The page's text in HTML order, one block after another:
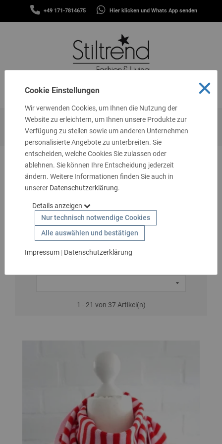
+49 171-7814675 Hier klicken und Whats App senden
MENÜ
SCHALS
STIRNBÄNDER
GUTSCHEINE
TASCHEN
&
MEHR
LIVING
SCHMUCK
SOCKEN
GESCHENKIDEEN
HANDSCHUHE
Startseite Geschenkideen 20 - 30 € Accessoires
Accessoires

1 - 21 von 37 Artikel(n)
Cookie Einstellungen
Wir verwenden Cookies, um Ihnen die Nutzung der
Website zu erleichtern, um Ihnen unsere Produkte zur
Verfügung zu stellen sowie um anderen Unternehmen
personalisierte Angebote zu unterbreiten. Sie
entscheiden, welche Cookies Sie zulassen oder
ablehnen. Sie können Ihre Entscheidung jederzeit
ändern. Weitere Informationen finden Sie auch in
unserer Datenschutzerklärung.
Details anzeigen
Nur technisch notwendige Cookies
Alle auswählen und bestätigen
Impressum| Datenschutzerklärung